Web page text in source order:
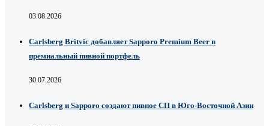
03.08.2026
Carlsberg Britvic добавляет Sapporo Premium Beer в
премиальный пивной портфель
30.07.2026
Carlsberg и Sapporo создают пивное СП в Юго-Восточной Азии